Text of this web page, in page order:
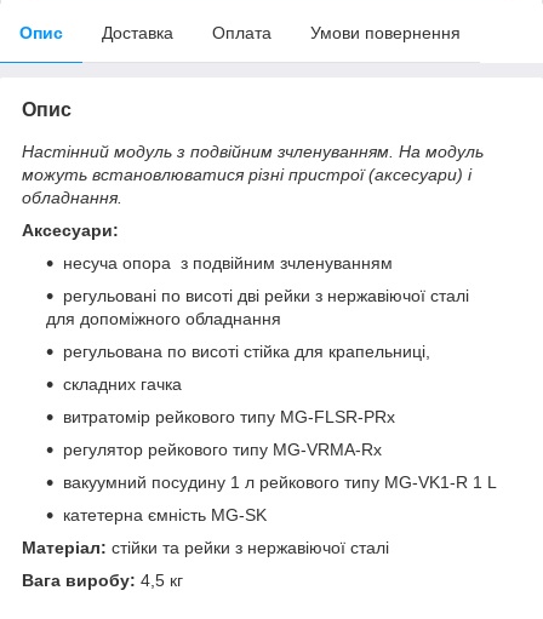
Опис Доставка Оплата Умови повернення
Опис
Настінний модуль з подвійним зчленуванням. На модуль
можуть встановлюватися різні пристрої (аксесуари) і
обладнання.
Аксесуари:
несуча опора з подвійним зчленуванням
регульовані по висоті дві рейки з нержавіючої сталі
для допоміжного обладнання
регульована по висоті стійка для крапельниці,
складних гачка
витратомір рейкового типу MG-FLSR-PRx
регулятор рейкового типу MG-VRMA-Rx
вакуумний посудину 1 л рейкового типу MG-VK1-R 1 L
катетерна ємність MG-SK
Матеріал: стійки та рейки з нержавіючої сталі
Вага виробу: 4,5 кг